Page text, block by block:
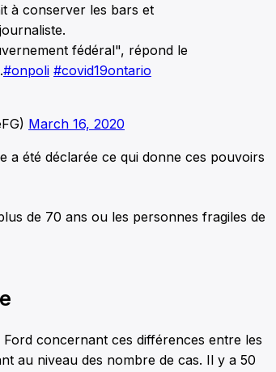
à conserver les bars et
fédéral", répond le
#onpoli #covid19ontario
March 16, 2020
a été déclarée ce qui donne ces pouvoirs
de 70 ans ou les personnes fragiles de
concernant ces différences entre les
au niveau des nombre de cas. Il y a 50